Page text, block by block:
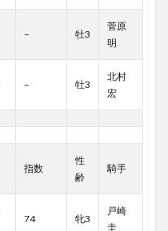
– 牡3
菅原
明
– 牡3
北村
宏
指数
性
齢
騎手
74 牝3
戸崎
圭